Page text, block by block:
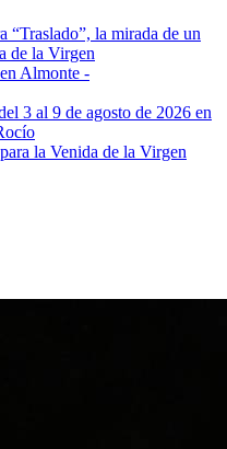
“Traslado”, la mirada de un
de la Virgen
Almonte -
3 al 9 de agosto de 2026 en
la Venida de la Virgen